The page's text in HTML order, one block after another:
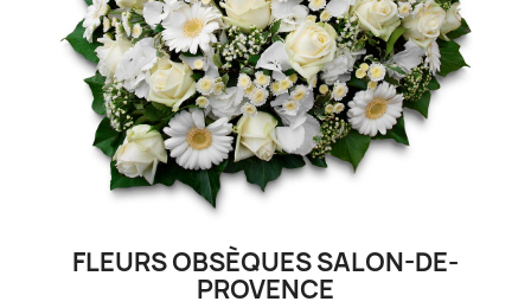
FLEURS OBSÈQUES SALON-DE-
PROVENCE